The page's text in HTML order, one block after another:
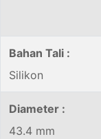
Bahan Tali :
Silikon
Diameter :
43.4 mm